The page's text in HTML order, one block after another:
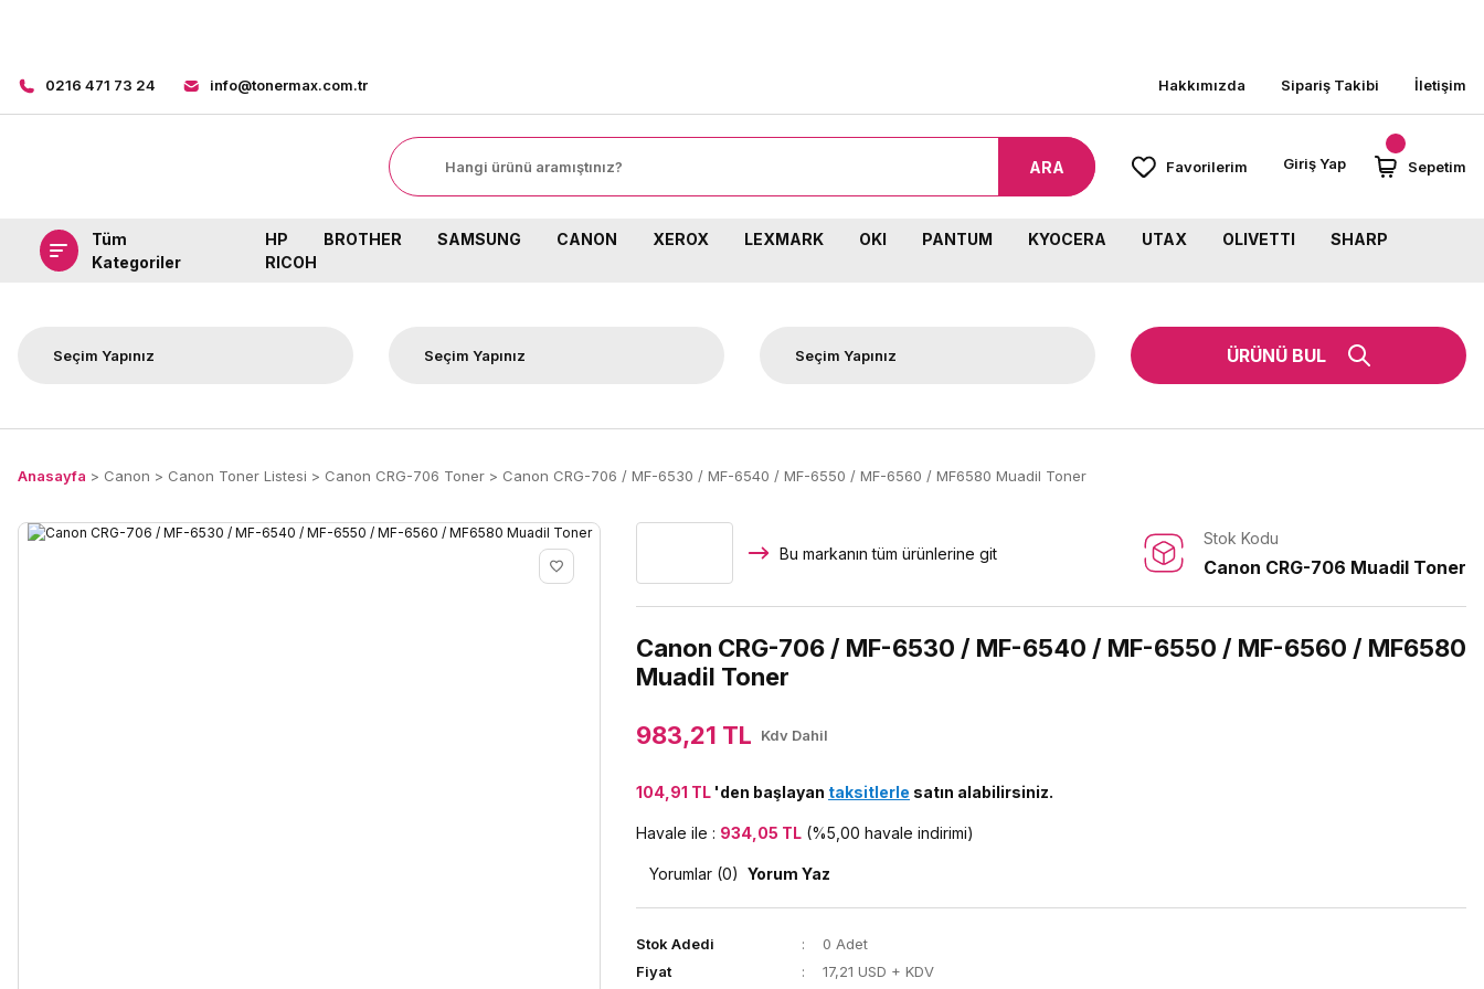
0216 471 73 24 info@tonermax.com.tr Hakkımızda Sipariş Takibi İletişim
ARA Favorilerim Giriş Yap Sepetim
Tüm
Kategoriler
HP BROTHER SAMSUNG CANON XEROX LEXMARK OKI PANTUM KYOCERA UTAX OLIVETTI
SHARP
RICOH
ÜRÜNÜ BUL
Anasayfa Canon Canon Toner Listesi Canon CRG-706 Toner Canon CRG-706 / MF-6530 / MF-6540 / MF-6550 / MF-6560 / MF6580 Muadil Toner
Bu markanın tüm ürünlerine git
Stok Kodu
Canon CRG-706 Muadil Toner
Canon CRG-706 / MF-6530 / MF-6540 / MF-6550 / MF-6560 / MF6580
Muadil Toner
983,21 TL Kdv Dahil
104,91 TL 'den başlayan taksitlerle satın alabilirsiniz.
Havale ile : 934,05 TL (%5,00 havale indirimi)
Yorumlar (0) Yorum Yaz
Stok Adedi
0 Adet
Fiyat
17,21 USD + KDV